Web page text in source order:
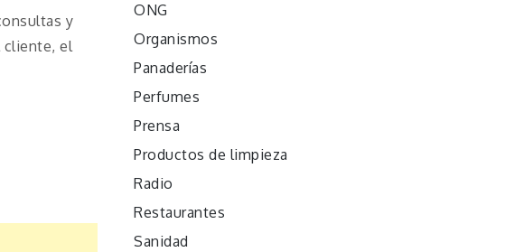
y
cliente, el
ONG
Organismos
Panaderías
Perfumes
Prensa
Productos de limpieza
Radio
Restaurantes
Sanidad